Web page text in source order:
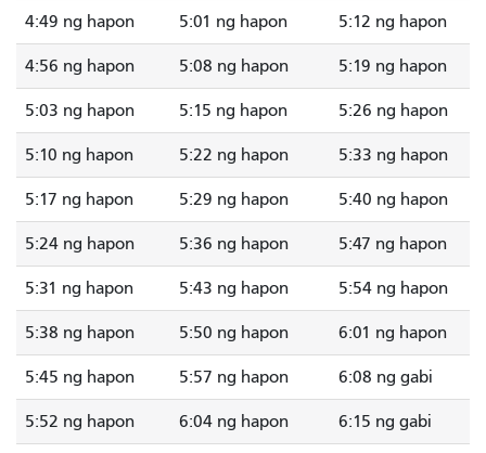
4:49 ng hapon 5:01 ng hapon 5:12 ng hapon
4:56 ng hapon 5:08 ng hapon 5:19 ng hapon
5:03 ng hapon 5:15 ng hapon 5:26 ng hapon
5:10 ng hapon 5:22 ng hapon 5:33 ng hapon
5:17 ng hapon 5:29 ng hapon 5:40 ng hapon
5:24 ng hapon 5:36 ng hapon 5:47 ng hapon
5:31 ng hapon 5:43 ng hapon 5:54 ng hapon
5:38 ng hapon 5:50 ng hapon 6:01 ng hapon
5:45 ng hapon 5:57 ng hapon 6:08 ng gabi
5:52 ng hapon 6:04 ng hapon 6:15 ng gabi